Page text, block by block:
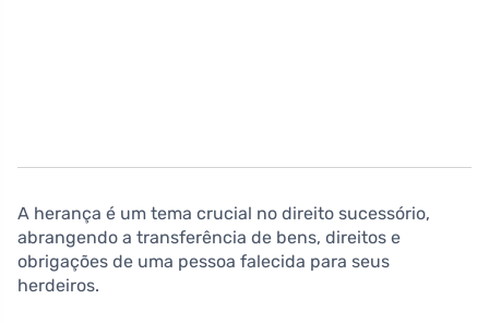
A herança é um tema crucial no direito sucessório,
abrangendo a transferência de bens, direitos e
obrigações de uma pessoa falecida para seus
herdeiros.